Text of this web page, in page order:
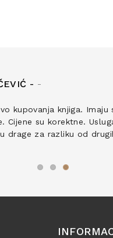
- -
kupovanja knjiga.
Cijene su korektne.
drage za razliku od